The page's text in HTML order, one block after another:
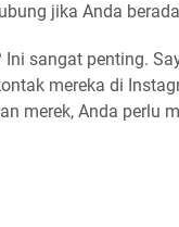
jika Anda
sangat penting.
mereka di
merek, Anda perlu